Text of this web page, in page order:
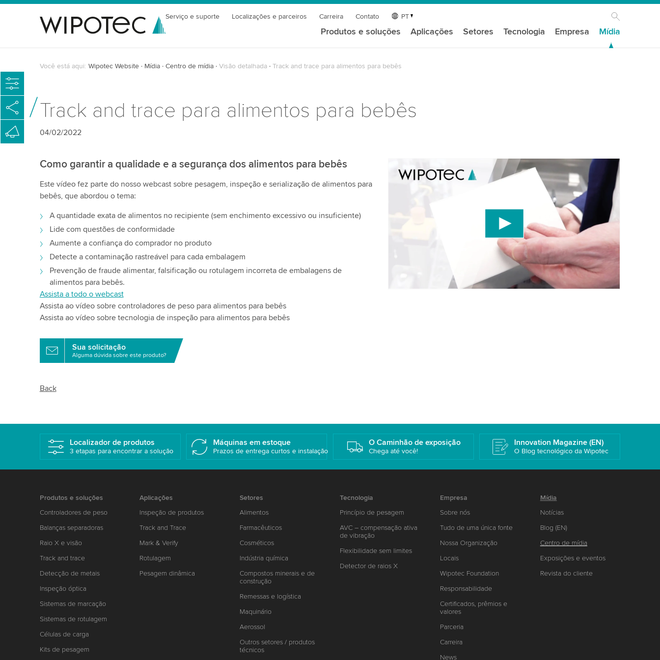
Serviço e suporte Localizações e parceiros Carreira Contato PT
Produtos e soluções Aplicações Setores Tecnologia Empresa Mídia
Você está aqui: Wipotec Website Mídia Centro de mídia Visão detalhada Track and trace para alimentos para bebês
Track and trace para alimentos para bebês
04/02/2022
Precisamos do seu consentimento para carregar o
serviço de vídeo do YouTube!
Utilizamos um serviço de terceiros para incorporar conteúdo
de vídeo que pode coletar dados sobre sua atividade. Por
favor, reveja os detalhes e aceite o serviço para assistir a
Mais informações
Como garantir a qualidade e a segurança dos alimentos para bebês
Este vídeo fez parte do nosso webcast sobre pesagem, inspeção e serialização de alimentos para
bebês, que abordou o tema:
A quantidade exata de alimentos no recipiente (sem enchimento excessivo ou insuficiente)
Lide com questões de conformidade
Aumente a confiança do comprador no produto
Detecte a contaminação rastreável para cada embalagem
Prevenção de fraude alimentar, falsificação ou rotulagem incorreta de embalagens de
alimentos para bebês.
Assista a todo o webcast
Assista ao vídeo sobre controladores de peso para alimentos para bebês
Assista ao vídeo sobre tecnologia de inspeção para alimentos para bebês
Sua solicitação
Alguma dúvida sobre este produto?
Back
Localizador de produtos
3 etapas para encontrar a solução
Máquinas em estoque
Prazos de entrega curtos e instalação
O Caminhão de exposição
Chega até você!
Innovation Magazine (EN)
O Blog tecnológico da Wipotec
Produtos e soluções
Controladores de peso
Balanças separadoras
Raio X e visão
Track and trace
Detecção de metais
Inspeção óptica
Sistemas de marcação
Sistemas de rotulagem
Células de carga
Kits de pesagem
Aplicações
Inspeção de produtos
Track and Trace
Mark & Verify
Rotulagem
Pesagem dinâmica
Setores
Alimentos
Farmacêuticos
Cosméticos
Indústria química
Compostos minerais e de
construção
Remessas e logística
Maquinário
Aerossol
Outros setores / produtos
técnicos
Tecnologia
Princípio de pesagem
AVC – compensação ativa
de vibração
Flexibilidade sem limites
Detector de raios X
Empresa
Sobre nós
Tudo de uma única fonte
Nossa Organização
Locais
Wipotec Foundation
Responsabilidade
Certificados, prêmios e
valores
Parceria
Carreira
News
Mídia
Notícias
Blog (EN)
Centro de mídia
Exposições e eventos
Revista do cliente